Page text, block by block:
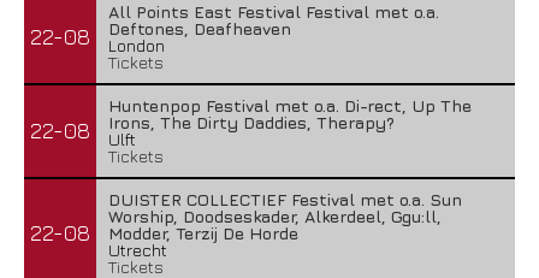
22-08
All Points East Festival Festival met o.a.
Deftones, Deafheaven
London
Tickets
22-08
Huntenpop Festival met o.a. Di-rect, Up The
Irons, The Dirty Daddies, Therapy?
Ulft
Tickets
22-08
DUISTER COLLECTIEF Festival met o.a. Sun
Worship, Doodseskader, Alkerdeel, Ggu:ll,
Modder, Terzij De Horde
Utrecht
Tickets